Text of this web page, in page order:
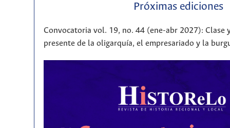
Próximas ediciones
Convocatoria vol. 19, no. 44 (ene-abr 2027): Clase
presente de la oligarquía, el empresariado y la